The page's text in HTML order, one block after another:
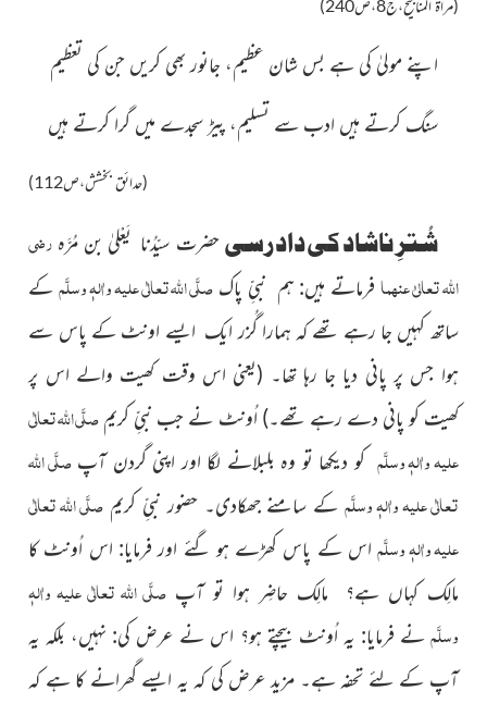
(مراٰۃ المناجیح،ج8،ص240)
اپنے مولیٰ کی ہے بس شان عظیم، جانور بھی کریں جن کی تعظیم
سنگ کرتے ہیں ادب سے تسلیم، پیڑ سجدے میں گرا کرتے ہیں
(حدائق بخشش،ص112)
شُترِ ناشاد کی داد رسیحضرت سیّدُنا یَعْلیٰ بن مُرَّہ رضی
اللہ تعالیٰ عنہمافرماتے ہیں: ہم نبیِّ پاک صلَّی اللہ تعالٰی علیہ واٰلہٖ وسلَّمکے
ساتھ کہیں جا رہے تھے کہ ہمارا گُزر ایک ایسے اونٹ کے پاس سے
ہوا جس پر پانی دیا جا رہا تھا۔ (یعنی اس وقت کھیت والے اس پر
کھیت کو پانی دے رہے تھے۔)اُونٹ نے جب نبیِّ کریمصلَّی اللہ تعالٰی
علیہ واٰلہٖ وسلَّم کو دیکھا تو وہ بلبلانے لگا اور اپنی گردن آپصلَّی اللہ
تعالٰی علیہ واٰلہٖ وسلَّمکے سامنے جھکادی۔ حضور نبیِّ کریمصلَّی اللہ تعالٰی
علیہ واٰلہٖ وسلَّماس کے پاس کھڑے ہو گئے اور فرمایا: اس اُونٹ کا
مالِک کہاں ہے؟ مالِک حاضِر ہوا تو آپ صلَّی اللہ تعالٰی علیہ واٰلہٖ
وسلَّمنے فرمایا: یہ اُونٹ بیچتے ہو؟ اس نے عرض کی: نہیں، بلکہ یہ
آپ کے لئے تحفہ ہے۔ مزید عرض کی کہ یہ ایسے گھرانے کا ہے کہ